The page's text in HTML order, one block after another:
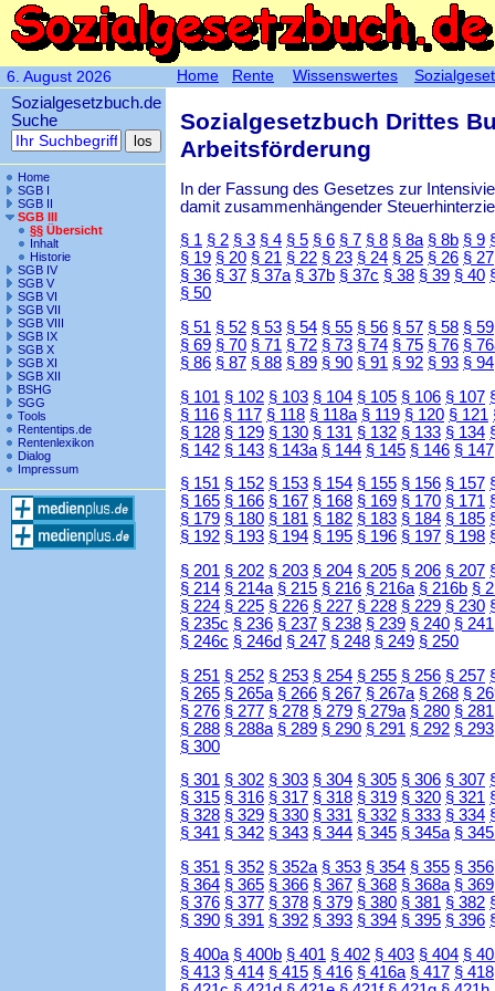
6. August 2026
Sozialgesetzbuch.de
Suche
Home
SGB I
SGB II
SGB III
§§ Übersicht
Inhalt
Historie
SGB IV
SGB V
SGB VI
SGB VII
SGB VIII
SGB IX
SGB X
SGB XI
SGB XII
BSHG
SGG
Tools
Rententips.de
Rentenlexikon
Dialog
Impressum
Sozialgesetzbuch Drittes
Arbeitsförderung
In der Fassung des Gesetzes zur
damit zusammenhängender
§ 1 § 2 § 3 § 4 § 5 § 6 § 7 § 8 § 8a § 8b § 9
§ 19 § 20 § 21 § 22 § 23 § 24 § 25 § 26 § 27
§ 36 § 37 § 37a § 37b § 37c § 38 § 39 § 40
§ 50
§ 51 § 52 § 53 § 54 § 55 § 56 § 57 § 58 § 59
§ 69 § 70 § 71 § 72 § 73 § 74 § 75 § 76 §
§ 86 § 87 § 88 § 89 § 90 § 91 § 92 § 93 § 94
§ 101 § 102 § 103 § 104 § 105 § 106 § 107
§ 116 § 117 § 118 § 118a § 119 § 120 § 121
§ 128 § 129 § 130 § 131 § 132 § 133 § 134
§ 142 § 143 § 143a § 144 § 145 § 146 § 147
§ 151 § 152 § 153 § 154 § 155 § 156 § 157
§ 165 § 166 § 167 § 168 § 169 § 170 § 171
§ 179 § 180 § 181 § 182 § 183 § 184 § 185
§ 192 § 193 § 194 § 195 § 196 § 197 § 198
§ 201 § 202 § 203 § 204 § 205 § 206 § 207
§ 214 § 214a § 215 § 216 § 216a § 216b §
§ 224 § 225 § 226 § 227 § 228 § 229 § 230
§ 235c § 236 § 237 § 238 § 239 § 240 § 241
§ 246c § 246d § 247 § 248 § 249 § 250
§ 251 § 252 § 253 § 254 § 255 § 256 § 257
§ 265 § 265a § 266 § 267 § 267a § 268 §
§ 276 § 277 § 278 § 279 § 279a § 280 § 281
§ 288 § 288a § 289 § 290 § 291 § 292 § 293
§ 300
§ 301 § 302 § 303 § 304 § 305 § 306 § 307
§ 315 § 316 § 317 § 318 § 319 § 320 § 321
§ 328 § 329 § 330 § 331 § 332 § 333 § 334
§ 341 § 342 § 343 § 344 § 345 § 345a §
§ 351 § 352 § 352a § 353 § 354 § 355 § 356
§ 364 § 365 § 366 § 367 § 368 § 368a § 369
§ 376 § 377 § 378 § 379 § 380 § 381 § 382
§ 390 § 391 § 392 § 393 § 394 § 395 § 396
§ 400a § 400b § 401 § 402 § 403 § 404 §
§ 413 § 414 § 415 § 416 § 416a § 417 § 418
Home Rente Wissenswertes